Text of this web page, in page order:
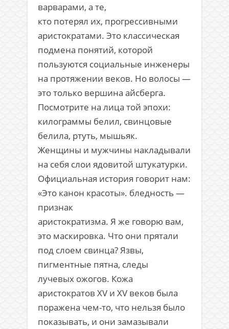
варварами, а те,
кто потерял их, прогрессивными
аристократами. Это классическая
подмена понятий, которой
пользуются социальные инженеры
на протяжении веков. Но волосы —
это только вершина айсберга.
Посмотрите на лица той эпохи:
килограммы белил, свинцовые
белила, ртуть, мышьяк.
Женщины и мужчины накладывали
на себя слои ядовитой штукатурки.
Официальная история говорит нам:
«Это канон красоты». бледность —
признак
аристократизма. Я же говорю вам,
это маскировка. Что они прятали
под слоем свинца? Язвы,
пигментные пятна, следы
лучевых ожогов. Кожа
аристократов XV и XV веков была
поражена чем-то, что нельзя было
показывать, и они замазывали